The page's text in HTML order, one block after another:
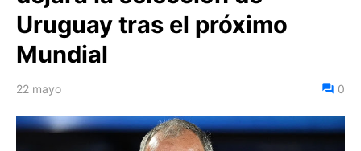
Uruguay tras el próximo
Mundial
22 mayo 0